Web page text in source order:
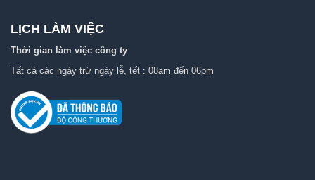
LỊCH LÀM VIỆC
Thời gian làm việc công ty
Tất cả các ngày trừ ngày lễ, tết : 08am đến 06pm